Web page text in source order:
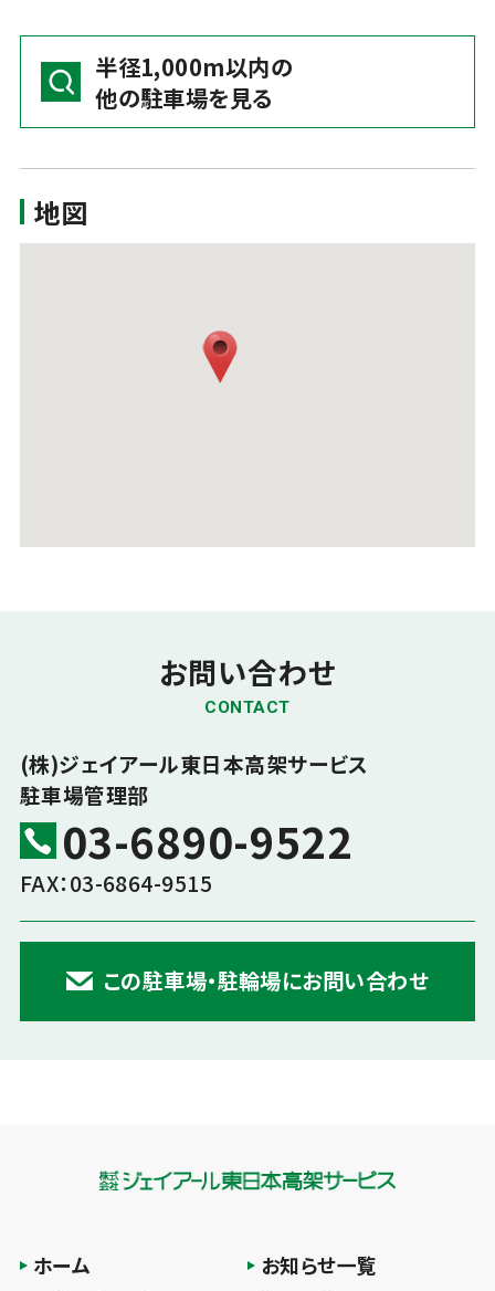
半径1,000m以内の
他の駐車場を見る
地図
お問い合わせ
CONTACT
(株)ジェイアール東日本高架サービス
駐車場管理部
03-6890-9522
FAX：03-6864-9515
この駐車場・駐輪場にお問い合わせ
ホーム
お知らせ一覧